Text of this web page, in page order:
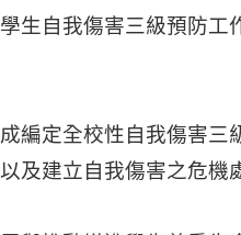
生自我傷害三級預防
編定全校性自我傷害
及建立自我傷害之危機